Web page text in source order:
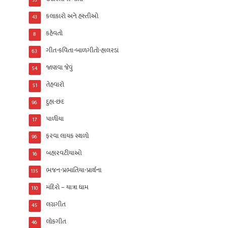
કલાકારો અને હસ્તીઓ
43
કહેવતો
8
ગીત-કવિતા-બાળગીતો-હાલરડાં
63
જાણવા જેવું
54
તેહવારો
51
દુહા-છંદ
96
પાળીયા
17
ફરવા લાયક સ્થળો
96
બહારવટીયાઓ
16
ભજન-પ્રભાતિયા-પ્રાર્થના
135
મંદિરો – યાત્રા ધામ
110
લગ્નગીત
45
લોકગીત
46